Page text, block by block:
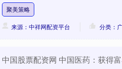
聚美策略
来源：中祥网配资平台 分类：
中国股票配资网 中国医药：获得